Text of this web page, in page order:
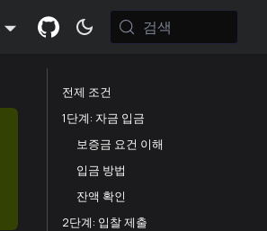
검색
전제 조건
1단계: 자금 입금
보증금 요건 이해
입금 방법
잔액 확인
2단계: 입찰 제출